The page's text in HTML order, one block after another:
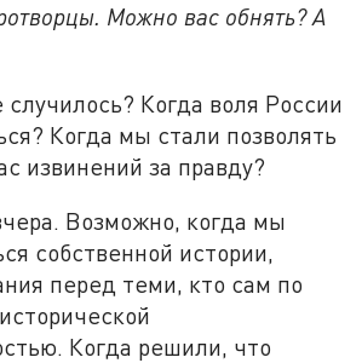
Можно вас обнять? А
Когда воля России
Когда мы стали позволять
извинений за правду?
Возможно, когда мы
собственной истории,
перед теми, кто сам по
Когда решили, что